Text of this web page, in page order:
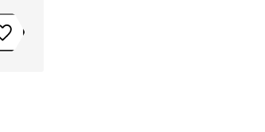
Toevoegen aan verlanglijstje